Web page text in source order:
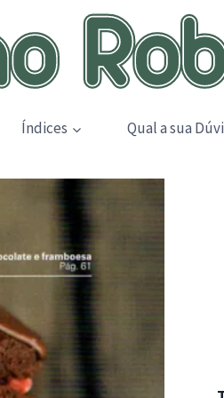
Índices Qual a sua